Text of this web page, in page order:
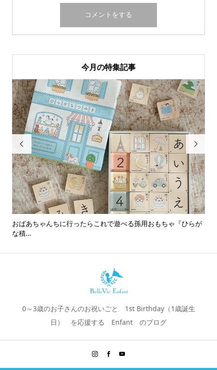
今月の特集記事

おばあちゃんちに行ったらこれで遊べる孫用おもちゃ『ひらが
な積...

0～3歳のお子さんのお祝いごと 1st Birthday（1歳誕生
日） を応援する Enfant のブログ